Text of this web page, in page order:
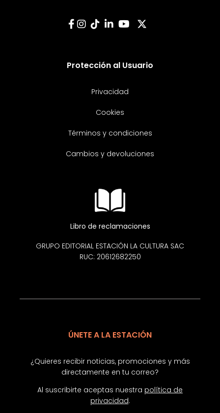
Protección al Usuario
Privacidad
Cookies
Términos y condiciones
Cambios y devoluciones
Libro de reclamaciones
GRUPO EDITORIAL ESTACIÓN LA CULTURA SAC
RUC: 20612682250
ÚNETE A LA ESTACIÓN
¿Quieres recibir noticias, promociones y más
directamente en tu correo?
Al suscribirte aceptas nuestra política de
privacidad.